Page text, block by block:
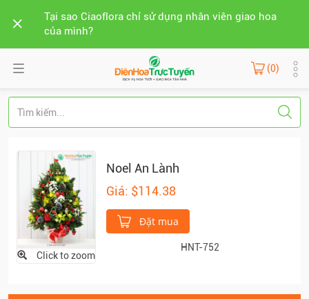
Tại sao Ciaoflora chỉ sử dụng nhân viên giao hoa
của mình?
(0)
Click to zoom
Noel An Lành
Giá: $114.38
Đặt mua
HNT-752